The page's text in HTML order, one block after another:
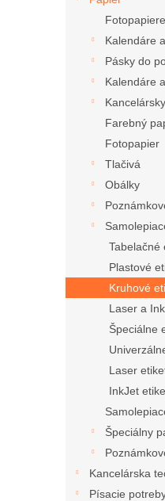
Fotopapiere
Kalendáre
Pásky do
Kalendáre
Farebný
Fotopapier
Tlačivá
Obálky
Tabelačné
Plastové
Kruhové
Laser a
Špeciálne
Laser
InkJet
Špeciálny
Kancelárska
Písacie